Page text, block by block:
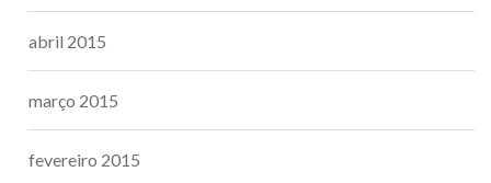
abril 2015
março 2015
fevereiro 2015